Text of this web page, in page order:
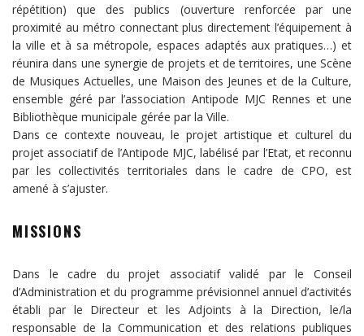
répétition) que des publics (ouverture renforcée par une
proximité au métro connectant plus directement l’équipement à
la ville et à sa métropole, espaces adaptés aux pratiques…) et
réunira dans une synergie de projets et de territoires, une Scène
de Musiques Actuelles, une Maison des Jeunes et de la Culture,
ensemble géré par l’association Antipode MJC Rennes et une
Bibliothèque municipale gérée par la Ville.
Dans ce contexte nouveau, le projet artistique et culturel du
projet associatif de l’Antipode MJC, labélisé par l’Etat, et reconnu
par les collectivités territoriales dans le cadre de CPO, est
amené à s’ajuster.
MISSIONS
Dans le cadre du projet associatif validé par le Conseil
d’Administration et du programme prévisionnel annuel d’activités
établi par le Directeur et les Adjoints à la Direction, le/la
responsable de la Communication et des relations publiques